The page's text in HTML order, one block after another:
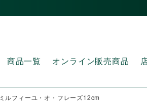
商品一覧 オンライン販売商品
ミルフィーユ・オ・フレーズ12cm